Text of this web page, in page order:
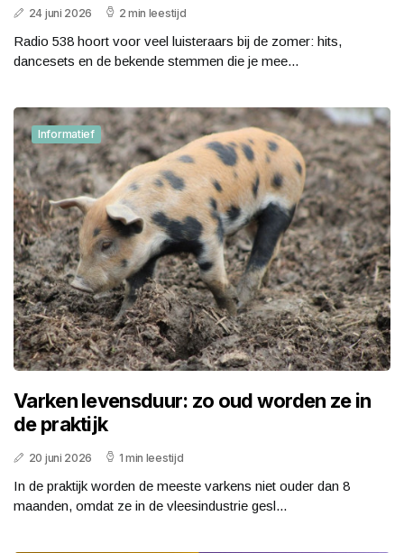
24 juni 2026 2 min leestijd
Radio 538 hoort voor veel luisteraars bij de zomer: hits,
dancesets en de bekende stemmen die je mee...
Informatief
Varken levensduur: zo oud worden ze in
de praktijk
20 juni 2026 1 min leestijd
In de praktijk worden de meeste varkens niet ouder dan 8
maanden, omdat ze in de vleesindustrie gesl...